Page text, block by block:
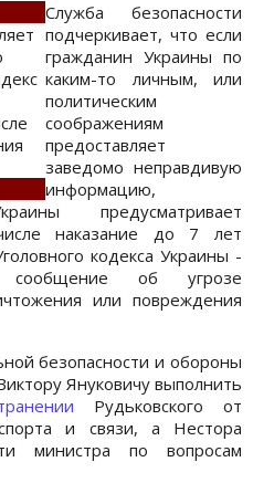
Служба безопасности
подчеркивает, что если
гражданин Украины по
каким-то личным, или
политическим
соображениям
предоставляет
заведомо неправдивую
информацию,
предусматривает
наказание до 7 лет
кодекса Украины -
сообщение об угрозе
или повреждения
безопасности и обороны
Януковичу выполнить
Рудьковского от
и связи, а Нестора
министра по вопросам